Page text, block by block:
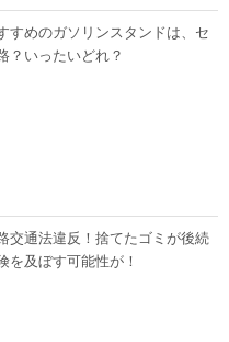
すめのガソリンスタンドは、セ
？いったいどれ？
交通法違反！捨てたゴミが後続
を及ぼす可能性が！